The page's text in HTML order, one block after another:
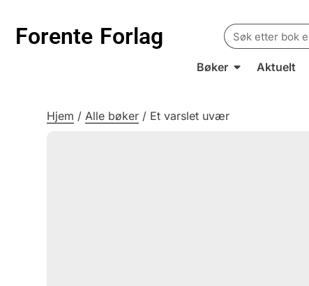
Forente Forlag
Search
for:
Bøker Aktuelt
Hjem /Alle bøker / Et varslet uvær